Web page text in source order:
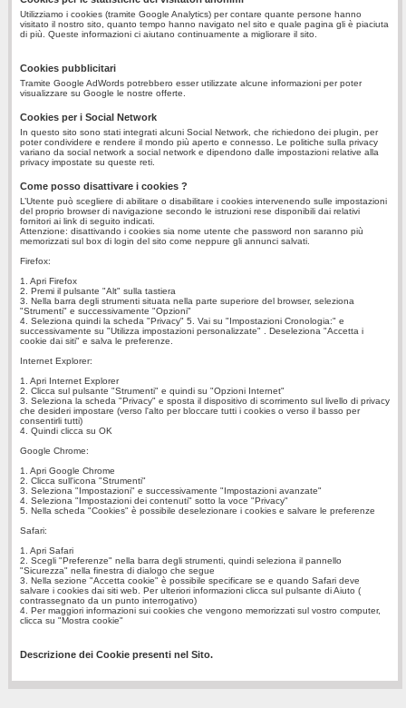
Utilizziamo i cookies (tramite Google Analytics) per contare quante persone hanno
visitato il nostro sito, quanto tempo hanno navigato nel sito e quale pagina gli è piaciuta
di più. Queste informazioni ci aiutano continuamente a migliorare il sito.
Cookies pubblicitari
Tramite Google AdWords potrebbero esser utilizzate alcune informazioni per poter
visualizzare su Google le nostre offerte.
Cookies per i Social Network
In questo sito sono stati integrati alcuni Social Network, che richiedono dei plugin, per
poter condividere e rendere il mondo più aperto e connesso. Le politiche sulla privacy
variano da social network a social network e dipendono dalle impostazioni relative alla
privacy impostate su queste reti.
Come posso disattivare i cookies ?
L’Utente può scegliere di abilitare o disabilitare i cookies intervenendo sulle impostazioni
del proprio browser di navigazione secondo le istruzioni rese disponibili dai relativi
fornitori ai link di seguito indicati.
Attenzione: disattivando i cookies sia nome utente che password non saranno più
memorizzati sul box di login del sito come neppure gli annunci salvati.
Firefox:
1. Apri Firefox
2. Premi il pulsante "Alt" sulla tastiera
3. Nella barra degli strumenti situata nella parte superiore del browser, seleziona
"Strumenti" e successivamente "Opzioni"
4. Seleziona quindi la scheda "Privacy" 5. Vai su "Impostazioni Cronologia:" e
successivamente su "Utilizza impostazioni personalizzate" . Deseleziona "Accetta i
cookie dai siti" e salva le preferenze.
Internet Explorer:
1. Apri Internet Explorer
2. Clicca sul pulsante "Strumenti" e quindi su "Opzioni Internet"
3. Seleziona la scheda "Privacy" e sposta il dispositivo di scorrimento sul livello di privacy
che desideri impostare (verso l'alto per bloccare tutti i cookies o verso il basso per
consentirli tutti)
4. Quindi clicca su OK
Google Chrome:
1. Apri Google Chrome
2. Clicca sull'icona "Strumenti"
3. Seleziona "Impostazioni" e successivamente "Impostazioni avanzate"
4. Seleziona "Impostazioni dei contenuti" sotto la voce "Privacy"
5. Nella scheda "Cookies" è possibile deselezionare i cookies e salvare le preferenze
Safari:
1. Apri Safari
2. Scegli "Preferenze" nella barra degli strumenti, quindi seleziona il pannello
"Sicurezza" nella finestra di dialogo che segue
3. Nella sezione "Accetta cookie" è possibile specificare se e quando Safari deve
salvare i cookies dai siti web. Per ulteriori informazioni clicca sul pulsante di Aiuto (
contrassegnato da un punto interrogativo)
4. Per maggiori informazioni sui cookies che vengono memorizzati sul vostro computer,
clicca su "Mostra cookie"
Descrizione dei Cookie presenti nel Sito.